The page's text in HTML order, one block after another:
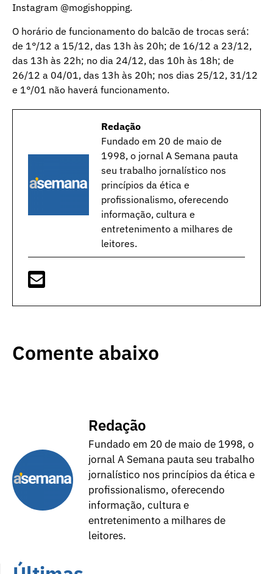
Instagram @mogishopping.
O horário de funcionamento do balcão de trocas será:
de 1°/12 a 15/12, das 13h às 20h; de 16/12 a 23/12,
das 13h às 22h; no dia 24/12, das 10h às 18h; de
26/12 a 04/01, das 13h às 20h; nos dias 25/12, 31/12
e 1°/01 não haverá funcionamento.
Redação
Fundado em 20 de maio de
1998, o jornal A Semana pauta
seu trabalho jornalístico nos
princípios da ética e
profissionalismo, oferecendo
informação, cultura e
entretenimento a milhares de
leitores.
Comente abaixo
Redação
Fundado em 20 de maio de 1998, o
jornal A Semana pauta seu trabalho
jornalístico nos princípios da ética e
profissionalismo, oferecendo
informação, cultura e
entretenimento a milhares de
leitores.